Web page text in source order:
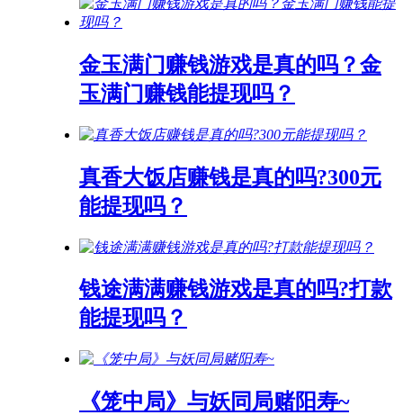
金玉满门赚钱游戏是真的吗？金
玉满门赚钱能提现吗？
真香大饭店赚钱是真的吗?300元
能提现吗？
钱途满满赚钱游戏是真的吗?打款
能提现吗？
《笼中局》与妖同局赌阳寿~